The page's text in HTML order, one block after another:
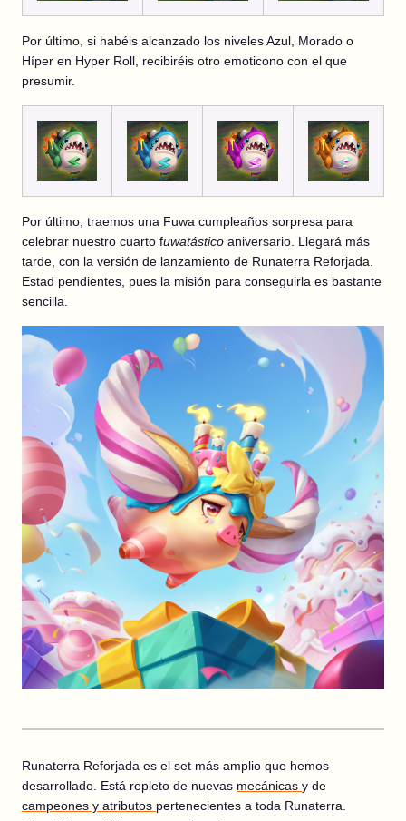
Por último, si habéis alcanzado los niveles Azul, Morado o
Híper en Hyper Roll, recibiréis otro emoticono con el que
presumir.
Por último, traemos una Fuwa cumpleaños sorpresa para
celebrar nuestro cuarto fuwatástico aniversario. Llegará más
tarde, con la versión de lanzamiento de Runaterra Reforjada.
Estad pendientes, pues la misión para conseguirla es bastante
sencilla.
Runaterra Reforjada es el set más amplio que hemos
desarrollado. Está repleto de nuevas mecánicas y de
campeones y atributos pertenecientes a toda Runaterra.